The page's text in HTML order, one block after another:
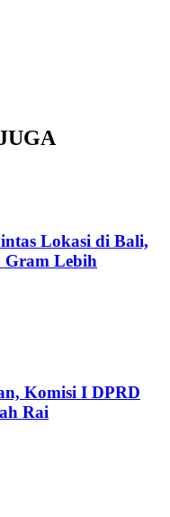
Lokasi di Bali,
Gram Lebih
Komisi I DPRD
Rai